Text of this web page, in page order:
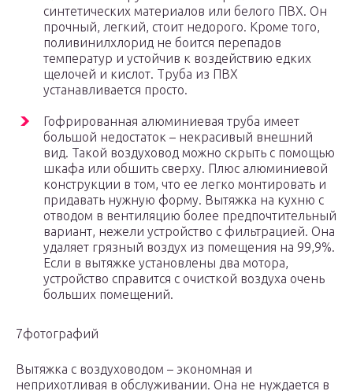
синтетических материалов или белого ПВХ. Он
прочный, легкий, стоит недорого. Кроме того,
поливинилхлорид не боится перепадов
температур и устойчив к воздействию едких
щелочей и кислот. Труба из ПВХ
устанавливается просто.
Гофрированная алюминиевая труба имеет
большой недостаток – некрасивый внешний
вид. Такой воздуховод можно скрыть с помощью
шкафа или обшить сверху. Плюс алюминиевой
конструкции в том, что ее легко монтировать и
придавать нужную форму. Вытяжка на кухню с
отводом в вентиляцию более предпочтительный
вариант, нежели устройство с фильтрацией. Она
удаляет грязный воздух из помещения на 99,9%.
Если в вытяжке установлены два мотора,
устройство справится с очисткой воздуха очень
больших помещений.
7фотографий
Вытяжка с воздуховодом – экономная и
неприхотливая в обслуживании. Она не нуждается в